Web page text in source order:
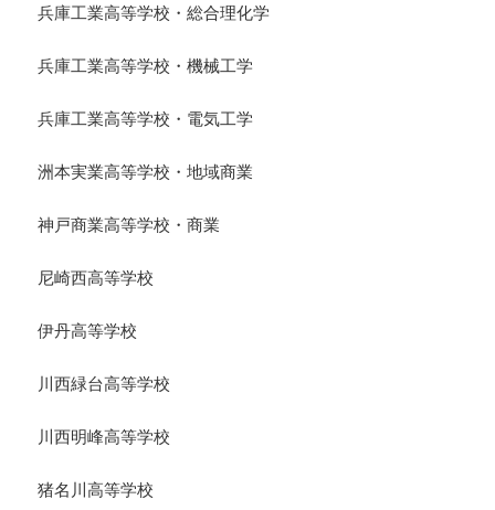
兵庫工業高等学校・総合理化学
兵庫工業高等学校・機械工学
兵庫工業高等学校・電気工学
洲本実業高等学校・地域商業
神戸商業高等学校・商業
尼崎西高等学校
伊丹高等学校
川西緑台高等学校
川西明峰高等学校
猪名川高等学校